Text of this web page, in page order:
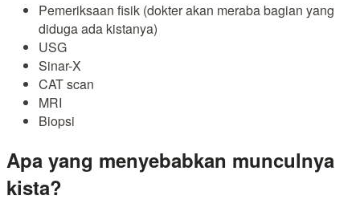
Pemeriksaan fisik (dokter akan meraba bagian yang
diduga ada kistanya)
USG
Sinar-X
CAT scan
MRI
Biopsi
Apa yang menyebabkan munculnya
kista?